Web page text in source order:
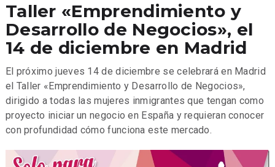
Taller «Emprendimiento y
Desarrollo de Negocios», el
14 de diciembre en Madrid
El próximo jueves 14 de diciembre se celebrará en Madrid
el Taller «Emprendimiento y Desarrollo de Negocios»,
dirigido a todas las mujeres inmigrantes que tengan como
proyecto iniciar un negocio en España y requieran conocer
con profundidad cómo funciona este mercado.